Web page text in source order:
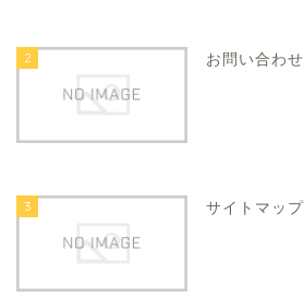
2 お問い合わせ
3 サイトマップ